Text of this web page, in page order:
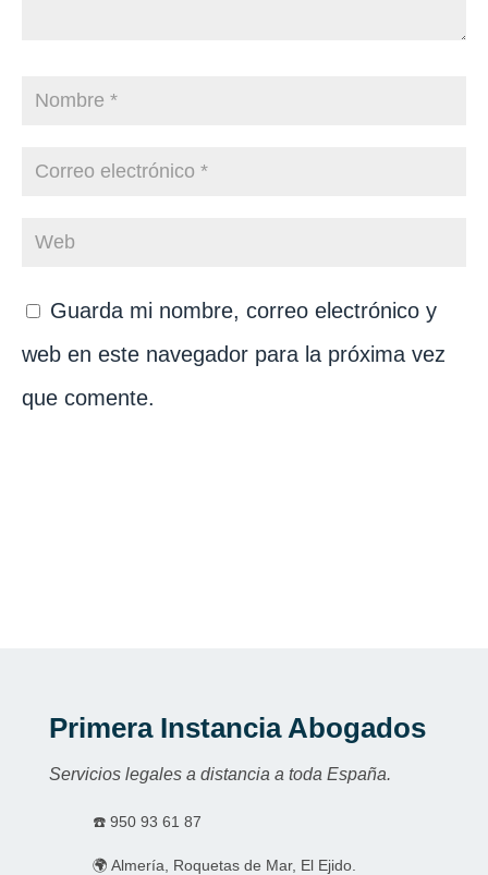
Guarda mi nombre, correo electrónico y
web en este navegador para la próxima vez
que comente.
Primera Instancia Abogados
Servicios legales a distancia a toda España.
☎️ 950 93 61 87
🌍 Almería, Roquetas de Mar, El Ejido.